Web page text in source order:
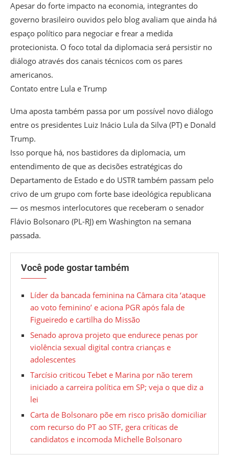
Apesar do forte impacto na economia, integrantes do
governo brasileiro ouvidos pelo blog avaliam que ainda há
espaço político para negociar e frear a medida
protecionista. O foco total da diplomacia será persistir no
diálogo através dos canais técnicos com os pares
americanos.
Contato entre Lula e Trump
Uma aposta também passa por um possível novo diálogo
entre os presidentes Luiz Inácio Lula da Silva (PT) e Donald
Trump.
Isso porque há, nos bastidores da diplomacia, um
entendimento de que as decisões estratégicas do
Departamento de Estado e do USTR também passam pelo
crivo de um grupo com forte base ideológica republicana
— os mesmos interlocutores que receberam o senador
Flávio Bolsonaro (PL-RJ) em Washington na semana
passada.
Você pode gostar também
Líder da bancada feminina na Câmara cita ‘ataque
ao voto feminino’ e aciona PGR após fala de
Figueiredo e cartilha do Missão
Senado aprova projeto que endurece penas por
violência sexual digital contra crianças e
adolescentes
Tarcísio criticou Tebet e Marina por não terem
iniciado a carreira política em SP; veja o que diz a
lei
Carta de Bolsonaro põe em risco prisão domiciliar
com recurso do PT ao STF, gera críticas de
candidatos e incomoda Michelle Bolsonaro